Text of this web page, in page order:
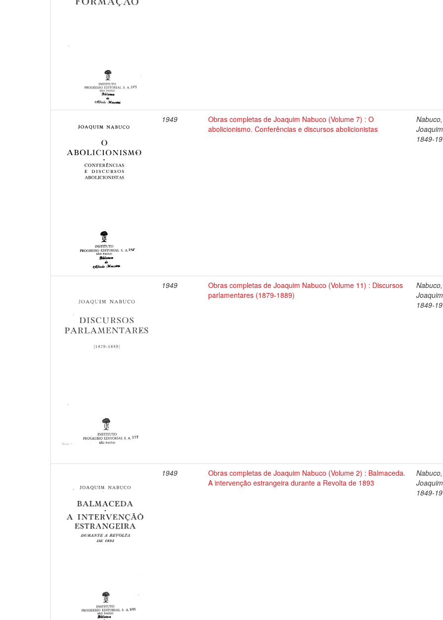
1949
Obras completas de Joaquim Nabuco (Volume 7) : O
abolicionismo. Conferências e discursos abolicionistas
Nabuco,
1849-
1949
Obras completas de Joaquim Nabuco (Volume 11) : Discursos
parlamentares (1879-1889)
Nabuco,
1849-
1949
Obras completas de Joaquim Nabuco (Volume 2) : Balmaceda.
A intervenção estrangeira durante a Revolta de 1893
Nabuco,
1849-